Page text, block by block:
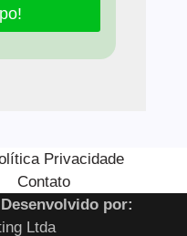
Privacidade
Contato
Desenvolvido por:
Ltda
cookies estamos usando
Close GDPR